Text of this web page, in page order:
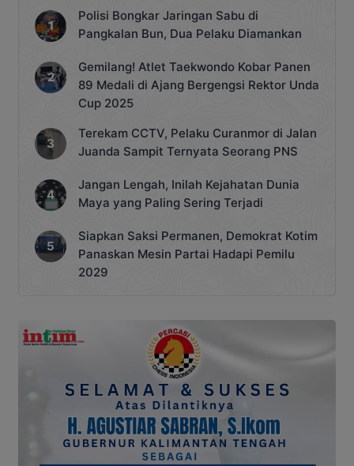
tersedia, yakni jalur […]
Polisi Bongkar Jaringan Sabu di
Pangkalan Bun, Dua Pelaku Diamankan
Gemilang! Atlet Taekwondo Kobar Panen
89 Medali di Ajang Bergengsi Rektor Unda
Cup 2025
Terekam CCTV, Pelaku Curanmor di Jalan
Juanda Sampit Ternyata Seorang PNS
Jangan Lengah, Inilah Kejahatan Dunia
Maya yang Paling Sering Terjadi
Siapkan Saksi Permanen, Demokrat Kotim
Panaskan Mesin Partai Hadapi Pemilu
2029